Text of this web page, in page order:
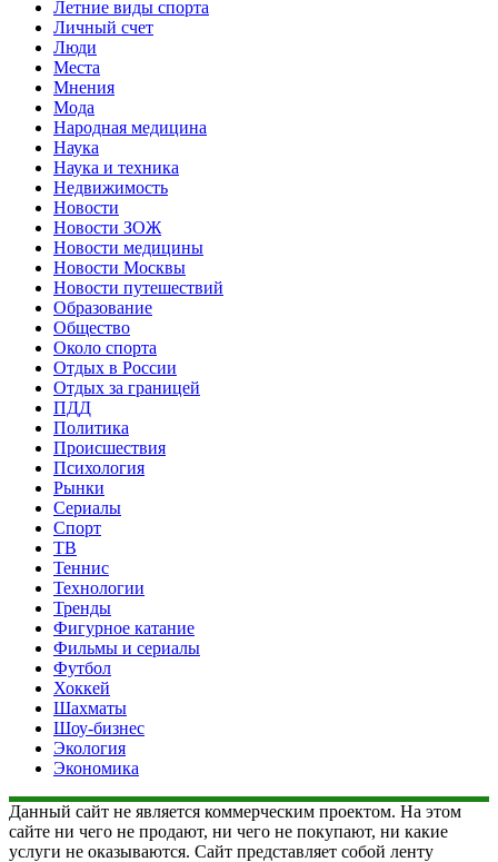
Летние виды спорта
Личный счет
Люди
Места
Мнения
Мода
Народная медицина
Наука
Наука и техника
Недвижимость
Новости
Новости ЗОЖ
Новости медицины
Новости Москвы
Новости путешествий
Образование
Общество
Около спорта
Отдых в России
Отдых за границей
ПДД
Политика
Происшествия
Психология
Рынки
Сериалы
Спорт
ТВ
Теннис
Технологии
Тренды
Фигурное катание
Фильмы и сериалы
Футбол
Хоккей
Шахматы
Шоу-бизнес
Экология
Экономика
Данный сайт не является коммерческим проектом. На этом
сайте ни чего не продают, ни чего не покупают, ни какие
услуги не оказываются. Сайт представляет собой ленту